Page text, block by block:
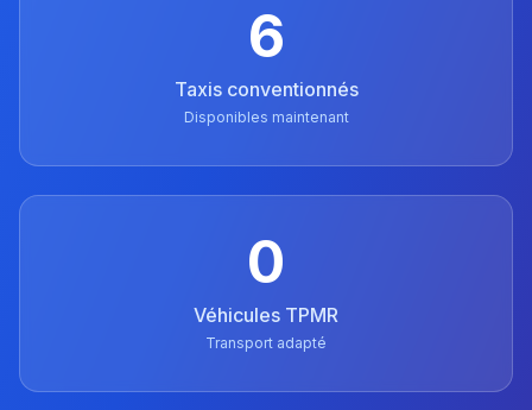
6
Taxis conventionnés
Disponibles maintenant
0
Véhicules TPMR
Transport adapté